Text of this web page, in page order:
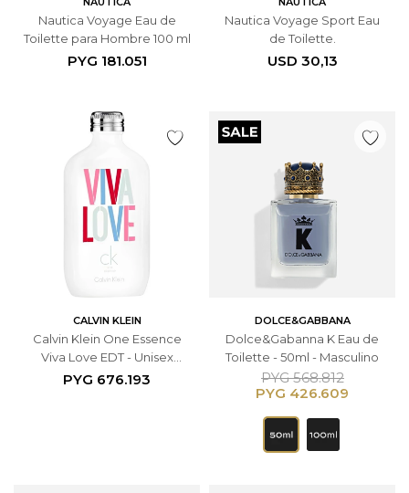
Nautica Voyage Eau de
Toilette para Hombre 100 ml
PYG 181.051
Nautica Voyage Sport Eau
de Toilette.
USD 30,13
CALVIN KLEIN
Calvin Klein One Essence
Viva Love EDT - Unisex
100mL
PYG 676.193
DOLCE&GABBANA
Dolce&Gabanna K Eau de
Toilette - 50ml - Masculino
PYG 426.609
PYG 568.812